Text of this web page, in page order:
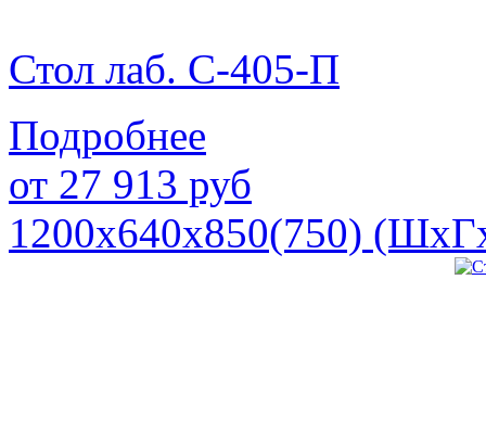
Стол лаб. С-405-П
Подробнее
от 27 913 руб
1200х640х850(750)